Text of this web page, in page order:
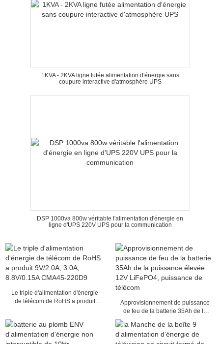
1KVA - 2KVA ligne futée alimentation d'énergie sans
coupure interactive d'atmosphère UPS
DSP 1000va 800w véritable l'alimentation d'énergie en
ligne d'UPS 220V UPS pour la communication
Le triple d'alimentation d'énergie
de télécom de RoHS a produit
Approvisionnement de puissance
de feu de la batterie 35Ah de la
puissance élevée 12V LiFePO4,
puissance de télécom